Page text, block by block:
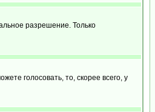
разрешение. Только
голосовать, то, скорее всего, у